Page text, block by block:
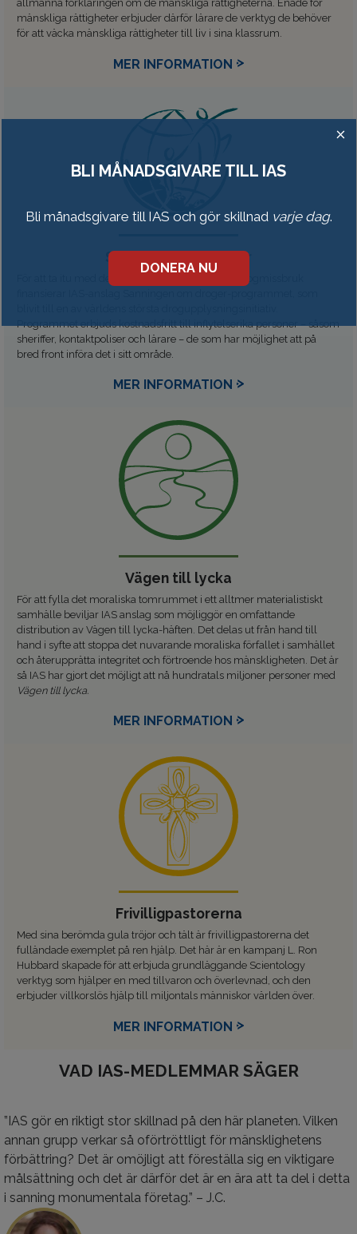
BLI MÅNADSGIVARE TILL IAS
Bli månadsgivare till IAS och gör skillnad varje dag.
DONERA NU
allmänna förklaringen om de mänskliga rättigheterna. Enade för
mänskliga rättigheter erbjuder därför lärare de verktyg de behöver
för att väcka mänskliga rättigheter till liv i sina klassrum.
MER INFORMATION
Sanningen om droger
Programmet erbjuds kostnadsfritt till inflytelserika personer – såsom
sheriffer, kontaktpoliser och lärare – de som har möjlighet att på
bred front införa det i sitt område.
MER INFORMATION
Vägen till lycka
För att fylla det moraliska tomrummet i ett alltmer materialistiskt
samhälle beviljar IAS anslag som möjliggör en omfattande
distribution av Vägen till lycka-häften. Det delas ut från hand till
hand i syfte att stoppa det nuvarande moraliska förfallet i samhället
och återupprätta integritet och förtroende hos mänskligheten. Det är
så IAS har gjort det möjligt att nå hundratals miljoner personer med
Vägen till lycka.
MER INFORMATION
Frivilligpastorerna
Med sina berömda gula tröjor och tält är frivilligpastorerna det
fulländade exemplet på ren hjälp. Det här är en kampanj L. Ron
Hubbard skapade för att erbjuda grundläggande Scientology
verktyg som hjälper en med tillvaron och överlevnad, och den
erbjuder villkorslös hjälp till miljontals människor världen över.
MER INFORMATION
VAD IAS-MEDLEMMAR SÄGER
”IAS gör en riktigt stor skillnad på den här planeten. Vilken
annan grupp verkar så oförtröttligt för mänsklighetens
förbättring? Det är omöjligt att föreställa sig en viktigare
målsättning och det är därför det är en ära att ta del i detta
i sanning monumentala företag.” – J.C.